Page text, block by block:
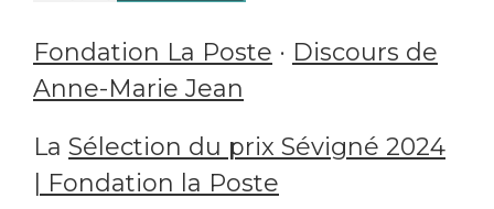
Fondation La Poste · Discours de
Anne-Marie Jean
La Sélection du prix Sévigné 2024
| Fondation la Poste